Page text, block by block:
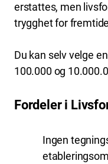
erstattes, men
trygghet for
Du kan selv velge
100.000 og
Fordeler i
Ingen